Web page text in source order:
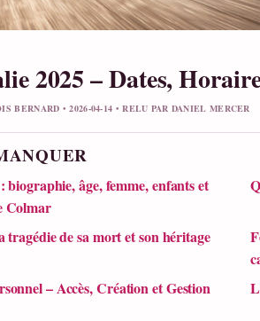
2025 – Dates,
BERNARD • 2026-04-14 • RELU PAR DANIEL MERCER
âge, femme, enfants et
Colmar
tragédie de sa mort et son héritage
– Accès, Création et Gestion